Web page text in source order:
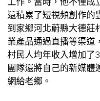
還積累了短視頻創作的
到家鄉河北蔚縣大德莊
業產品通過直播等渠道
村民人均年收入增加了
團隊還將自己的新媒體
網給老鄉。